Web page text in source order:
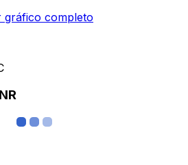
gráfico completo